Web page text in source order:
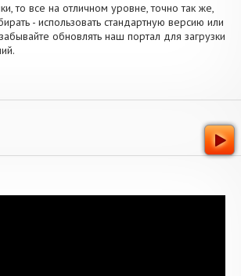
то все на отличном уровне, точно так же,
- использовать стандартную версию или
обновлять наш портал для загрузки